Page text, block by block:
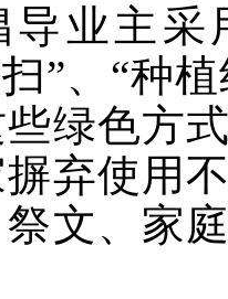
导业主采
”、“种
绿色方
弃使用
文、家